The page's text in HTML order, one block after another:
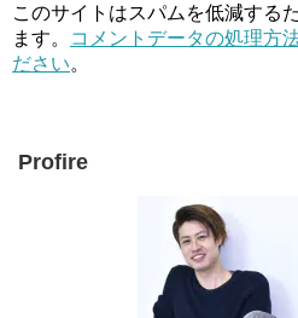
このサイトはスパムを低減する
ます。
コメントデータの処理方
ださい。
Profire